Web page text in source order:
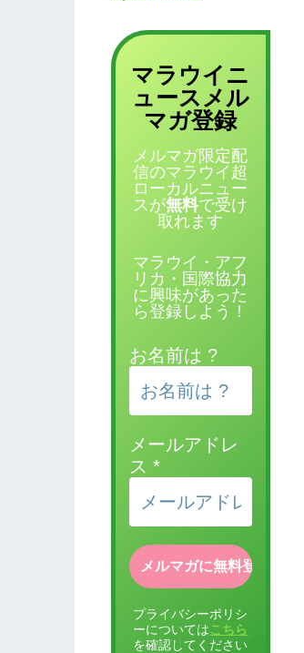
マラウイニ
ュース メル
マガ登録
メルマガ限定配
信のマラウイ超
ローカルニュー
スが無料で受け
取れます
マラウイ・アフ
リカ・国際協力
に興味があった
ら登録しよう！
お名前は ?
メールアドレ
ス *
プライバシーポリシ
ーについては こちら
を確認してください